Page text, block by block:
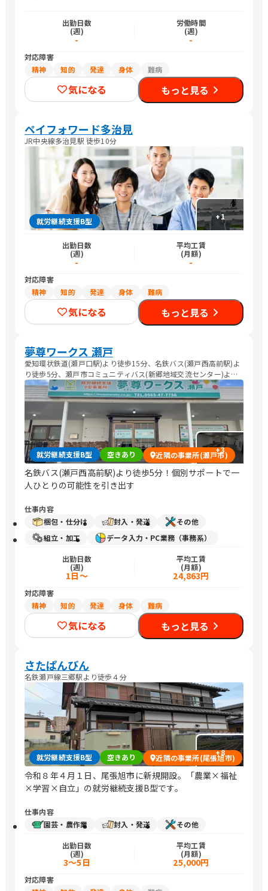
出勤日数
(週)
-
労働時間
(週)
-
対応障害
精神
知的 発達 身体 難病
気になる もっと見る
ペイフォワード多治見
JR中央線多治見駅 徒歩10分
+1
就労継続支援B型
出勤日数
(週)
-
平均工賃
(月額)
-
対応障害
精神
知的 発達 身体 難病
気になる もっと見る
夢尊ワークス 瀬戸
愛知環状鉄道(瀬戸口駅)より徒歩15分、名鉄バス(瀬戸西高前駅)よ
り徒歩5分、瀬戸市コミュニティバス(新郷地域交流センター)より
徒歩4分。
+3
就労継続支援B型 空きあり 近隣の事業所(瀬戸市)
名鉄バス(瀬戸西高前駅)より徒歩5分！個別サポートで一
人ひとりの可能性を引き出す
仕事内容
梱包・仕分け
封入・発送
その他
組立・加工
データ入力・PC業務（事務系）
出勤日数
(週)
1日～
平均工賃
(月額)
24,863円
対応障害
精神
知的 発達 身体 難病
気になる もっと見る
さたぱんびん
名鉄瀬戸線三郷駅より徒歩４分
+8
就労継続支援B型 空きあり 近隣の事業所(尾張旭市)
令和８年４月１日、尾張旭市に新規開設。「農業×福祉
×学習×自立」の就労継続支援B型です。
仕事内容
園芸・農作業
封入・発送 その他
出勤日数
(週)
3～5日
平均工賃
(月額)
25,000円
対応障害